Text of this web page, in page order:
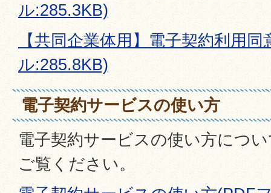
ル:285.3KB)
【共同企業体用】電子契約利用
ル:285.8KB)
電子契約サービスの使い方
電子契約サービスの使い方につ
ご覧ください。